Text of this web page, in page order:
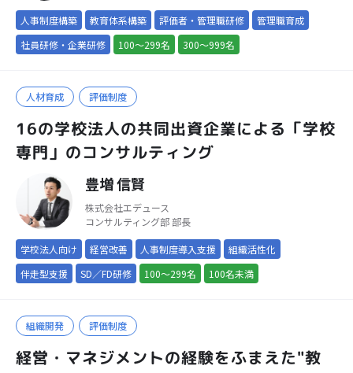
人事制度構築 教育体系構築 評価者・管理職研修
管理職育成
社員研修・企業研修
100～299名 300～999名
人材育成 評価制度
16の学校法人の共同出資企業による「学校
専門」のコンサルティング
豊増 信賢
株式会社エデュース
コンサルティング部 部長
学校法人向け 経営改善 人事制度導入支援
組織活性化
伴走型支援
SD／FD研修 100～299名 100名未満
組織開発 評価制度
経営・マネジメントの経験をふまえた"教